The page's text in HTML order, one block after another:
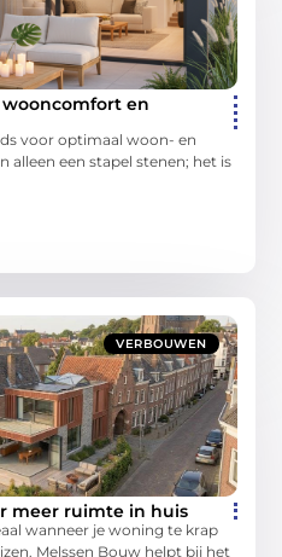
en
voor optimaal woon- en
alleen een stapel stenen; het is
VERBOUWEN
meer ruimte in huis
wanneer je woning te krap
Melssen Bouw helpt bij het